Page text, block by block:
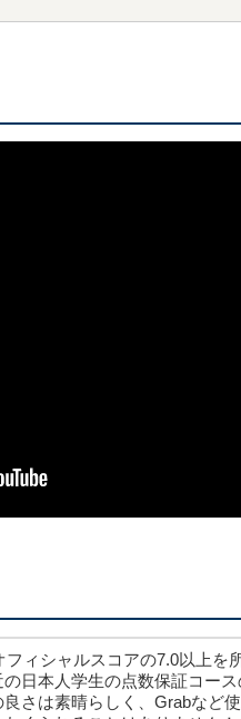
フィシャルスコアの7.0以上を
日本人学生の点数保証コース
さは素晴らしく、Grabなど